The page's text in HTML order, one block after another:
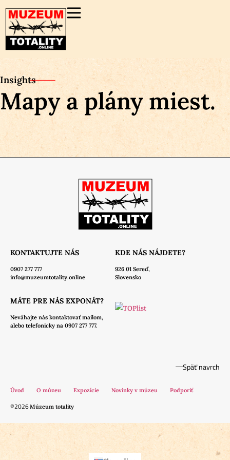
Insights
Mapy a plány miest.
KONTAKTUJTE NÁS
0907 277 777
info@muzeumtotality.online
KDE NÁS NÁJDETE?
926 01 Sereď,
Slovensko
MÁTE PRE NÁS EXPONÁT?
Neváhajte nás kontaktovať mailom,
alebo telefonicky na 0907 277 777.
Späť navrch
Úvod O múzeu Expozície Novinky v múzeu Podporiť
©2026Múzeum totality